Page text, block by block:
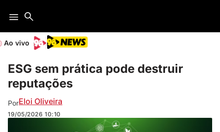
Ao vivo
ESG sem prática pode destruir
reputações
PorEloi Oliveira
19/05/2026 10:10